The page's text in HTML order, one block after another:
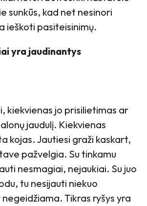
sunkūs, kad net nesinori
ieškoti pasiteisinimų.
yra jaudinantys
kiekvienas jo prisilietimas ar
jaudulį. Kiekvienas
kojas. Jautiesi graži kaskart,
pažvelgia. Su tinkamu
nesmagiai, nejaukiai. Su juo
tu nesijauti niekuo
Tikras ryšys yra